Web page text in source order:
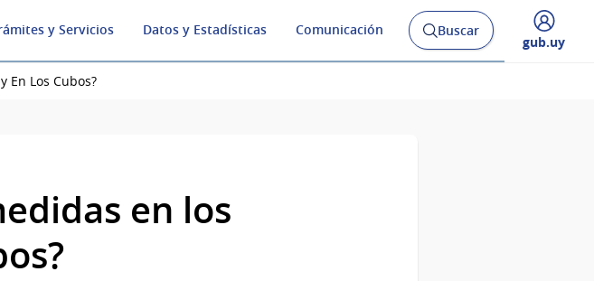
y Servicios Datos y Estadísticas Comunicación
Abrir
buscador
Buscar
Desplegar
gub.uy
En Los Cubos?
en los